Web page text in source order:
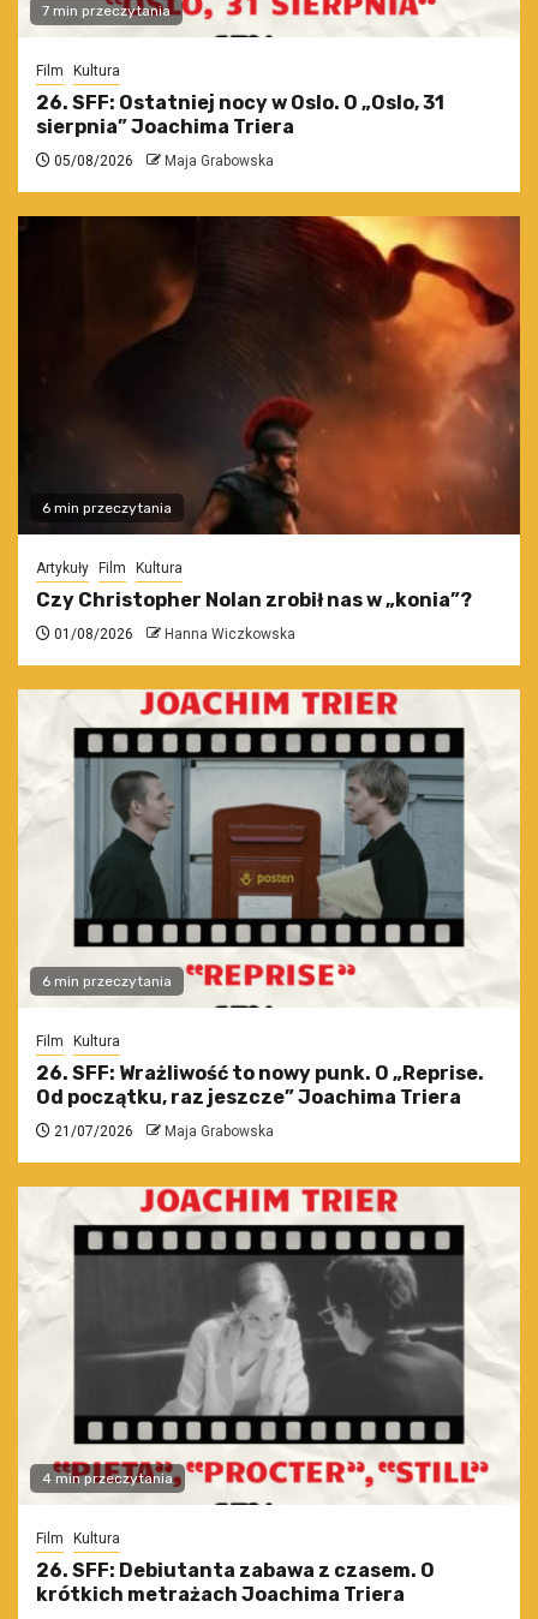
7 min przeczytania
Film Kultura
26. SFF: Ostatniej nocy w Oslo. O „Oslo, 31
sierpnia” Joachima Triera
05/08/2026 Maja Grabowska
6 min przeczytania
Artykuły Film Kultura
Czy Christopher Nolan zrobił nas w „konia”?
01/08/2026 Hanna Wiczkowska
6 min przeczytania
Film Kultura
26. SFF: Wrażliwość to nowy punk. O „Reprise.
Od początku, raz jeszcze” Joachima Triera
21/07/2026 Maja Grabowska
4 min przeczytania
Film Kultura
26. SFF: Debiutanta zabawa z czasem. O
krótkich metrażach Joachima Triera